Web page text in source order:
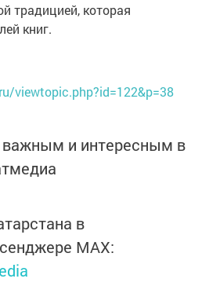
традицией, которая
книг.
viewtopic.php?id=122&p=38
и интересным в
в
MАХ: